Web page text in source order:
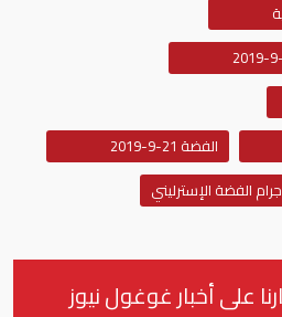
الفضة 21-9-2019
جرام الفضة الإسترليني
على أخبار غوغول نيوز